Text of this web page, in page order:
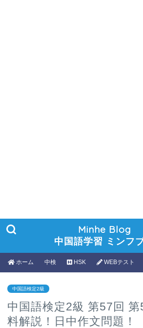
Minhe Blog
中国語学習 ミンフ
ホーム 中検 HSK WEBテスト
中国語検定2級
中国語検定2級 第57回
料解説！日中作文問題！